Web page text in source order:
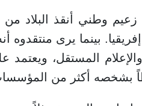
زعيم وطني أنقذ البلاد من
إفريقيا. بينما يرى
المستقل،
بشخصه أكثر من